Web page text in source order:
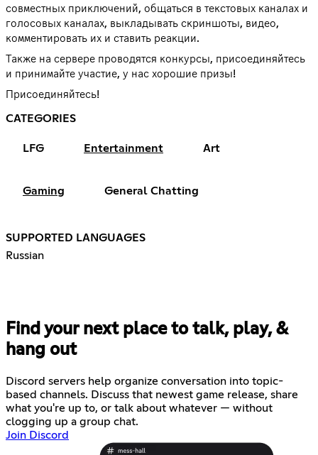
совместных приключений, общаться в текстовых каналах и
голосовых каналах, выкладывать скриншоты, видео,
комментировать их и ставить реакции.
Также на сервере проводятся конкурсы, присоединяйтесь
и принимайте участие, у нас хорошие призы!
Присоединяйтесь!
CATEGORIES
LFG Entertainment Art
Gaming General Chatting
SUPPORTED LANGUAGES
Russian
Find your next place to talk, play, &
hang out
Discord servers help organize conversation into topic-
based channels. Discuss that newest game release, share
what you're up to, or talk about whatever — without
clogging up a group chat.
Join Discord